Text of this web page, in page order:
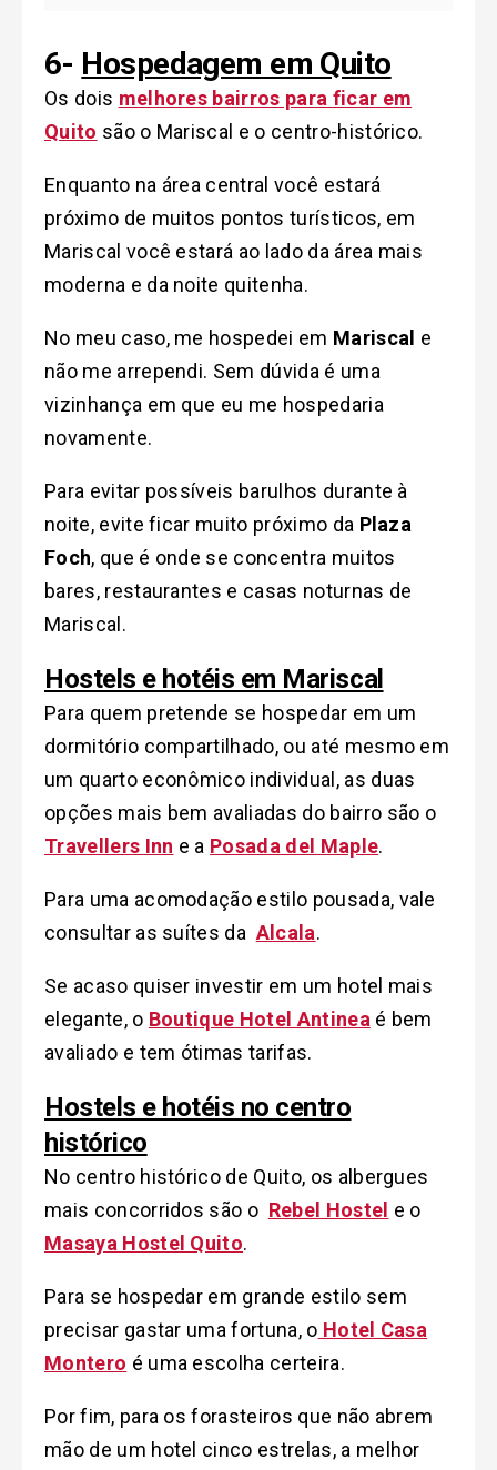
6- Hospedagem em Quito
Os dois melhores bairros para ficar em
Quito são o Mariscal e o centro-histórico.
Enquanto na área central você estará
próximo de muitos pontos turísticos, em
Mariscal você estará ao lado da área mais
moderna e da noite quitenha.
No meu caso, me hospedei em Mariscal e
não me arrependi. Sem dúvida é uma
vizinhança em que eu me hospedaria
novamente.
Para evitar possíveis barulhos durante à
noite, evite ficar muito próximo da Plaza
Foch, que é onde se concentra muitos
bares, restaurantes e casas noturnas de
Mariscal.
Hostels e hotéis em Mariscal
Para quem pretende se hospedar em um
dormitório compartilhado, ou até mesmo em
um quarto econômico individual, as duas
opções mais bem avaliadas do bairro são o
Travellers Inn e a Posada del Maple.
Para uma acomodação estilo pousada, vale
consultar as suítes da Alcala.
Se acaso quiser investir em um hotel mais
elegante, o Boutique Hotel Antinea é bem
avaliado e tem ótimas tarifas.
Hostels e hotéis no centro
histórico
No centro histórico de Quito, os albergues
mais concorridos são o Rebel Hostel e o
Masaya Hostel Quito.
Para se hospedar em grande estilo sem
precisar gastar uma fortuna, o Hotel Casa
Montero é uma escolha certeira.
Por fim, para os forasteiros que não abrem
mão de um hotel cinco estrelas, a melhor